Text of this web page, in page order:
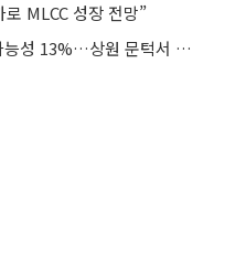
MLCC 성장 전망”
美 클래리티 법안 연내 통과 가능성 13%…상원 문턱서 제동